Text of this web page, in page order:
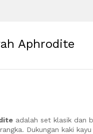
Aphrodite
adalah set klasik dan
Dukungan kaki